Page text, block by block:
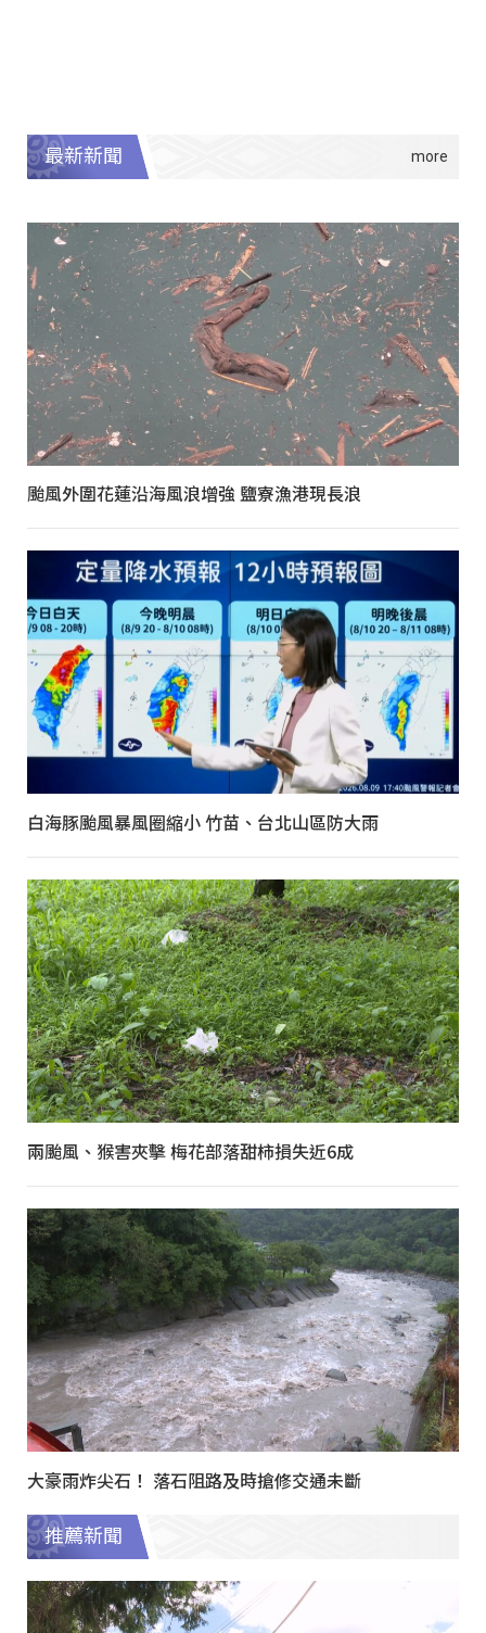
最新新聞
颱風外圍花蓮沿海風浪增強 鹽寮漁港現長浪
白海豚颱風暴風圈縮小 竹苗、台北山區防大雨
兩颱風、猴害夾擊 梅花部落甜柿損失近6成
大豪雨炸尖石！ 落石阻路及時搶修交通未斷
推薦新聞